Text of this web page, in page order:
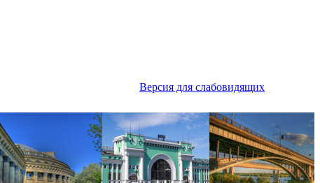
Версия для слабовидящих